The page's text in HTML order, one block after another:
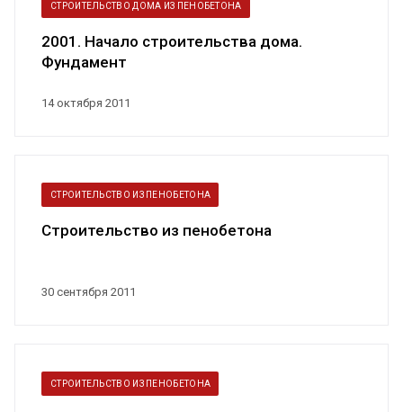
14 октября 2011
СТРОИТЕЛЬСТВО ДОМА ИЗ ПЕНОБЕТОНА
2001. Начало строительства дома.
Фундамент
30 сентября 2011
СТРОИТЕЛЬСТВО ИЗ ПЕНОБЕТОНА
Строительство из пенобетона
СТРОИТЕЛЬСТВО ИЗ ПЕНОБЕТОНА